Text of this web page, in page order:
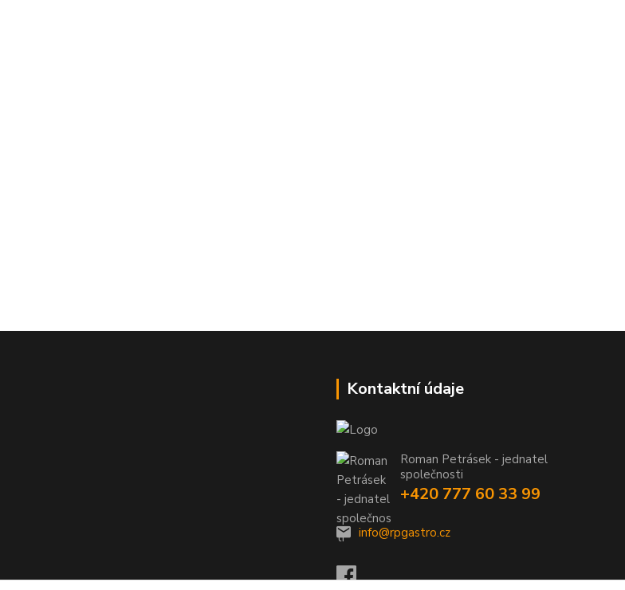
Kontaktní údaje
Roman Petrásek - jednatel
společnosti
+420 777 60 33 99
info@rpgastro.cz